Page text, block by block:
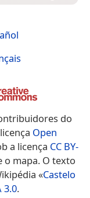
do
Open
a licença CC BY-
o mapa. O texto
«Castelo
3.0.